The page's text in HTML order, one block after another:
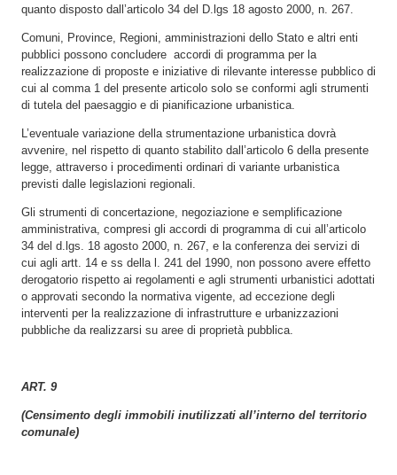
quanto disposto dall’articolo 34 del D.lgs 18 agosto 2000, n. 267.
Comuni, Province, Regioni, amministrazioni dello Stato e altri enti
pubblici possono concludere accordi di programma per la
realizzazione di proposte e iniziative di rilevante interesse pubblico di
cui al comma 1 del presente articolo solo se conformi agli strumenti
di tutela del paesaggio e di pianificazione urbanistica.
L’eventuale variazione della strumentazione urbanistica dovrà
avvenire, nel rispetto di quanto stabilito dall’articolo 6 della presente
legge, attraverso i procedimenti ordinari di variante urbanistica
previsti dalle legislazioni regionali.
Gli strumenti di concertazione, negoziazione e semplificazione
amministrativa, compresi gli accordi di programma di cui all’articolo
34 del d.lgs. 18 agosto 2000, n. 267, e la conferenza dei servizi di
cui agli artt. 14 e ss della l. 241 del 1990, non possono avere effetto
derogatorio rispetto ai regolamenti e agli strumenti urbanistici adottati
o approvati secondo la normativa vigente, ad eccezione degli
interventi per la realizzazione di infrastrutture e urbanizzazioni
pubbliche da realizzarsi su aree di proprietà pubblica.
ART. 9
(Censimento degli immobili inutilizzati all’interno del territorio
comunale)